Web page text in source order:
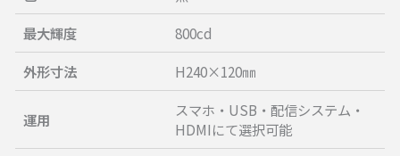
最大輝度
800cd
外形寸法
H240×120㎜
運用
スマホ・USB・配信システム・
HDMIにて選択可能